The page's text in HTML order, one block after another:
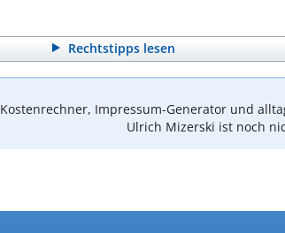
Rechtstipps lesen
Kostenrechner, Impressum-Generator und
Ulrich Mizerski ist noch